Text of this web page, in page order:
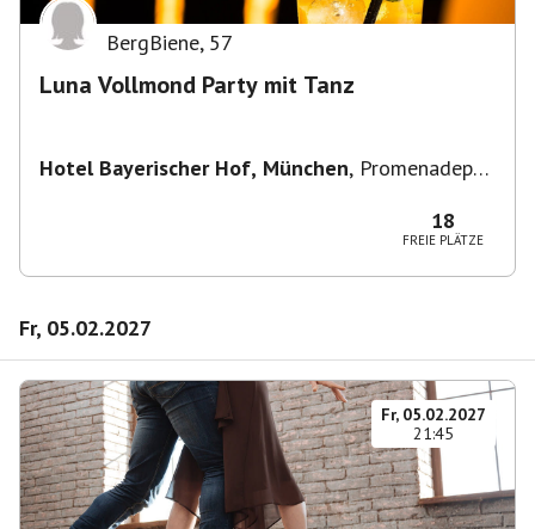
BergBiene, 57
Luna Vollmond Party mit Tanz
Hotel Bayerischer Hof, München, Promenadepl.
18
FREIE PLÄTZE
Fr, 05.02.2027
Fr, 05.02.2027
21:45